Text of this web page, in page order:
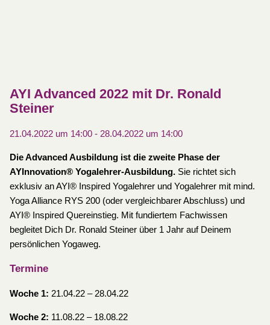
AYI Advanced 2022 mit Dr. Ronald
Steiner
21.04.2022 um 14:00- 28.04.2022 um 14:00
Die Advanced Ausbildung ist die zweite Phase der
AYInnovation® Yogalehrer-Ausbildung.Sie richtet sich
exklusiv an AYI® Inspired Yogalehrer und Yogalehrer mit mind.
Yoga Alliance RYS 200 (oder vergleichbarer Abschluss) und
AYI® Inspired Quereinstieg. Mit fundiertem Fachwissen
begleitet Dich Dr. Ronald Steiner über 1 Jahr auf Deinem
persönlichen Yogaweg.
Termine
Woche 1: 21.04.22 – 28.04.22
Woche 2: 11.08.22 – 18.08.22